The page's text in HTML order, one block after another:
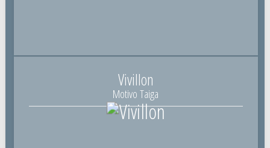
Vivillon
Motivo Taiga